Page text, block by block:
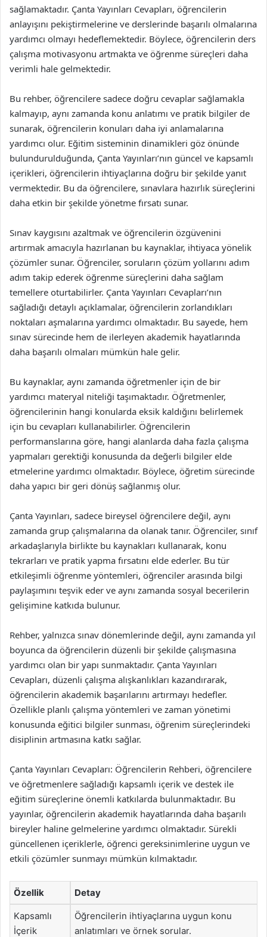
sağlamaktadır. Çanta Yayınları Cevapları, öğrencilerin
anlayışını pekiştirmelerine ve derslerinde başarılı olmalarına
yardımcı olmayı hedeflemektedir. Böylece, öğrencilerin ders
çalışma motivasyonu artmakta ve öğrenme süreçleri daha
verimli hale gelmektedir.
Bu rehber, öğrencilere sadece doğru cevaplar sağlamakla
kalmayıp, aynı zamanda konu anlatımı ve pratik bilgiler de
sunarak, öğrencilerin konuları daha iyi anlamalarına
yardımcı olur. Eğitim sisteminin dinamikleri göz önünde
bulundurulduğunda, Çanta Yayınları’nın güncel ve kapsamlı
içerikleri, öğrencilerin ihtiyaçlarına doğru bir şekilde yanıt
vermektedir. Bu da öğrencilere, sınavlara hazırlık süreçlerini
daha etkin bir şekilde yönetme fırsatı sunar.
Sınav kaygısını azaltmak ve öğrencilerin özgüvenini
artırmak amacıyla hazırlanan bu kaynaklar, ihtiyaca yönelik
çözümler sunar. Öğrenciler, soruların çözüm yollarını adım
adım takip ederek öğrenme süreçlerini daha sağlam
temellere oturtabilirler. Çanta Yayınları Cevapları’nın
sağladığı detaylı açıklamalar, öğrencilerin zorlandıkları
noktaları aşmalarına yardımcı olmaktadır. Bu sayede, hem
sınav sürecinde hem de ilerleyen akademik hayatlarında
daha başarılı olmaları mümkün hale gelir.
Bu kaynaklar, aynı zamanda öğretmenler için de bir
yardımcı materyal niteliği taşımaktadır. Öğretmenler,
öğrencilerinin hangi konularda eksik kaldığını belirlemek
için bu cevapları kullanabilirler. Öğrencilerin
performanslarına göre, hangi alanlarda daha fazla çalışma
yapmaları gerektiği konusunda da değerli bilgiler elde
etmelerine yardımcı olmaktadır. Böylece, öğretim sürecinde
daha yapıcı bir geri dönüş sağlanmış olur.
Çanta Yayınları, sadece bireysel öğrencilere değil, aynı
zamanda grup çalışmalarına da olanak tanır. Öğrenciler, sınıf
arkadaşlarıyla birlikte bu kaynakları kullanarak, konu
tekrarları ve pratik yapma fırsatını elde ederler. Bu tür
etkileşimli öğrenme yöntemleri, öğrenciler arasında bilgi
paylaşımını teşvik eder ve aynı zamanda sosyal becerilerin
gelişimine katkıda bulunur.
Rehber, yalnızca sınav dönemlerinde değil, aynı zamanda yıl
boyunca da öğrencilerin düzenli bir şekilde çalışmasına
yardımcı olan bir yapı sunmaktadır. Çanta Yayınları
Cevapları, düzenli çalışma alışkanlıkları kazandırarak,
öğrencilerin akademik başarılarını artırmayı hedefler.
Özellikle planlı çalışma yöntemleri ve zaman yönetimi
konusunda eğitici bilgiler sunması, öğrenim süreçlerindeki
disiplinin artmasına katkı sağlar.
Çanta Yayınları Cevapları: Öğrencilerin Rehberi, öğrencilere
ve öğretmenlere sağladığı kapsamlı içerik ve destek ile
eğitim süreçlerine önemli katkılarda bulunmaktadır. Bu
yayınlar, öğrencilerin akademik hayatlarında daha başarılı
bireyler haline gelmelerine yardımcı olmaktadır. Sürekli
güncellenen içeriklerle, öğrenci gereksinimlerine uygun ve
etkili çözümler sunmayı mümkün kılmaktadır.
Özellik Detay
Kapsamlı
İçerik
Öğrencilerin ihtiyaçlarına uygun konu
anlatımları ve örnek sorular.